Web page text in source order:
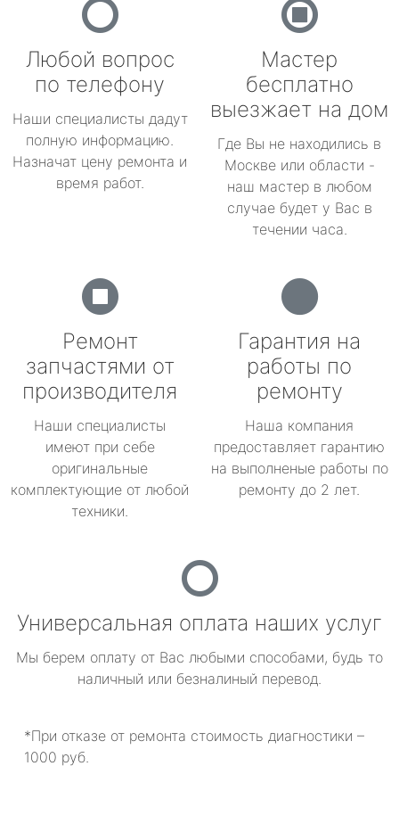
Любой вопрос
по телефону
Наши специалисты дадут
полную информацию.
Назначат цену ремонта и
время работ.
Мастер
бесплатно
выезжает на дом
Где Вы не находились в
Москве или области -
наш мастер в любом
случае будет у Вас в
течении часа.
Ремонт
запчастями от
производителя
Наши специалисты
имеют при себе
оригинальные
комплектующие от любой
техники.
Гарантия на
работы по
ремонту
Наша компания
предоставляет гарантию
на выполненые работы по
ремонту до 2 лет.
Универсальная оплата наших услуг
Мы берем оплату от Вас любыми способами, будь то
наличный или безналиный перевод.
*При отказе от ремонта стоимость диагностики –
1000 руб.